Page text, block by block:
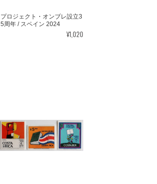
プロジェクト・オンブレ設立3
5周年 / スペイン 2024
¥1,020